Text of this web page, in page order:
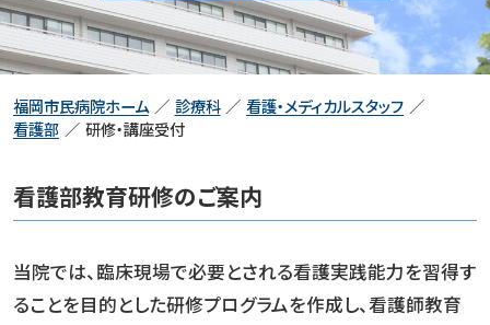
福岡市民病院ホーム 診療科
看護・メディカルスタッフ
看護部
研修・講座受付
看護部教育研修のご案内
当院では、臨床現場で必要とされる看護実践能力を習得す
ることを目的とした研修プログラムを作成し、看護師教育